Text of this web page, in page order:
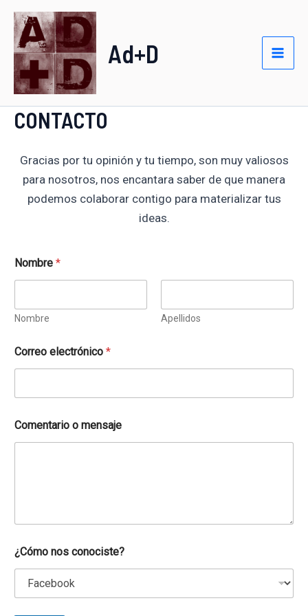
contenido
Ad+D
Main
CONTACTO
Gracias por tu opinión y tu tiempo, son muy valiosos
para nosotros, nos encantara saber de que manera
podemos colaborar contigo para materializar tus
ideas.
Nombre *
Nombre Apellidos
Correo electrónico *
Comentario o mensaje
¿Cómo nos conociste?